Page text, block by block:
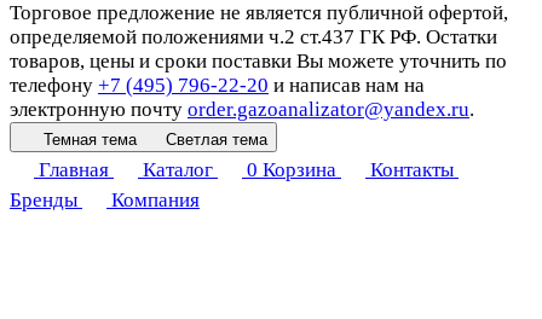
Торговое предложение не является публичной офертой,
определяемой положениями ч.2 ст.437 ГК РФ. Остатки
товаров, цены и сроки поставки Вы можете уточнить по
телефону +7 (495) 796-22-20 и написав нам на
электронную почту order.gazoanalizator@yandex.ru.
Темная тема Светлая тема
Главная Каталог 0 Корзина
Контакты
Бренды
Компания